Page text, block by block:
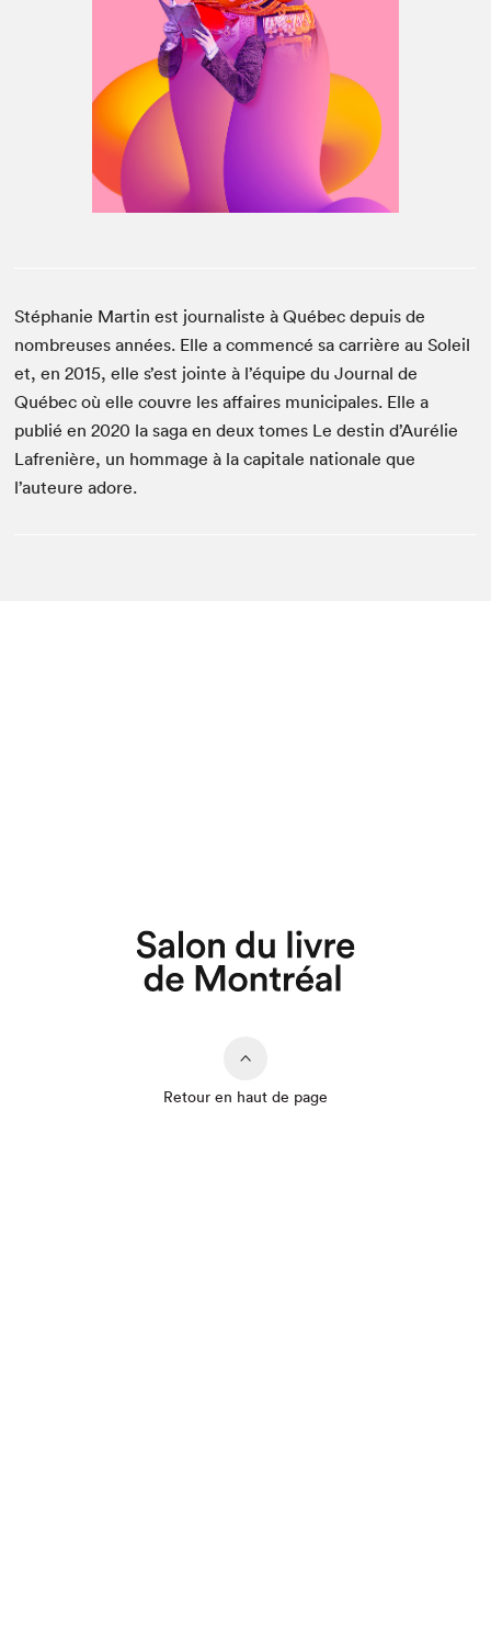
Espace médias
Stéphanie Martin est journaliste à Québec depuis de
nombreuses années. Elle a commencé sa carrière au Soleil
et, en 2015, elle s’est jointe à l’équipe du Journal de
Québec où elle couvre les affaires municipales. Elle a
publié en 2020 la saga en deux tomes Le destin d’Aurélie
Lafrenière, un hommage à la capitale nationale que
l’auteure adore.
Retour en haut de page